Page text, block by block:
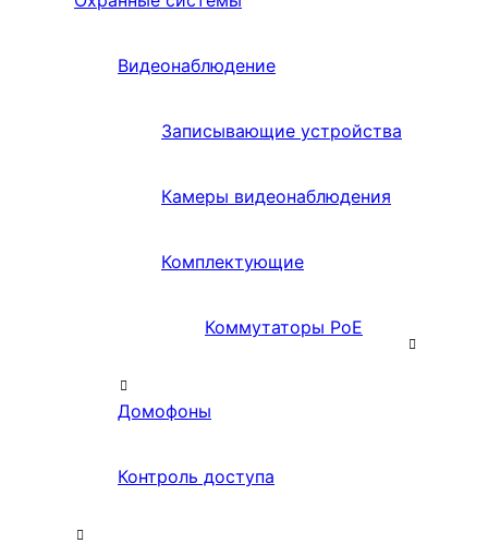
Видеонаблюдение
Записывающие устройства
Камеры видеонаблюдения
Комплектующие
Коммутаторы PoE
Домофоны
Контроль доступа